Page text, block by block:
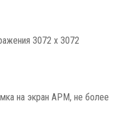
3072 х 3072
на экран АРМ, не более